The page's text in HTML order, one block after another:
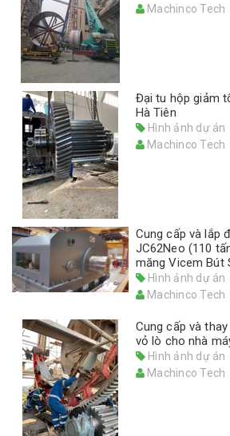
Machinco Tech
Đại tu hộp giảm
Hà Tiên
Hình ảnh dự án
Machinco Tech
Cung cấp và lắp
JC62Neo (110
măng Vicem Bút
Hình ảnh dự án
Machinco Tech
Cung cấp và
vỏ lò cho nhà
Hình ảnh dự án
Machinco Tech